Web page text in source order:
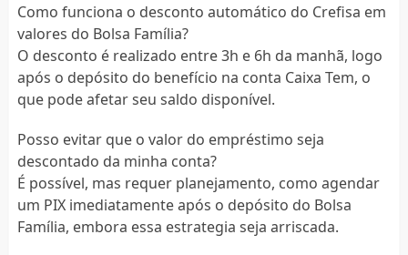
Como funciona o desconto automático do Crefisa em
valores do Bolsa Família?
O desconto é realizado entre 3h e 6h da manhã, logo
após o depósito do benefício na conta Caixa Tem, o
que pode afetar seu saldo disponível.
Posso evitar que o valor do empréstimo seja
descontado da minha conta?
É possível, mas requer planejamento, como agendar
um PIX imediatamente após o depósito do Bolsa
Família, embora essa estrategia seja arriscada.